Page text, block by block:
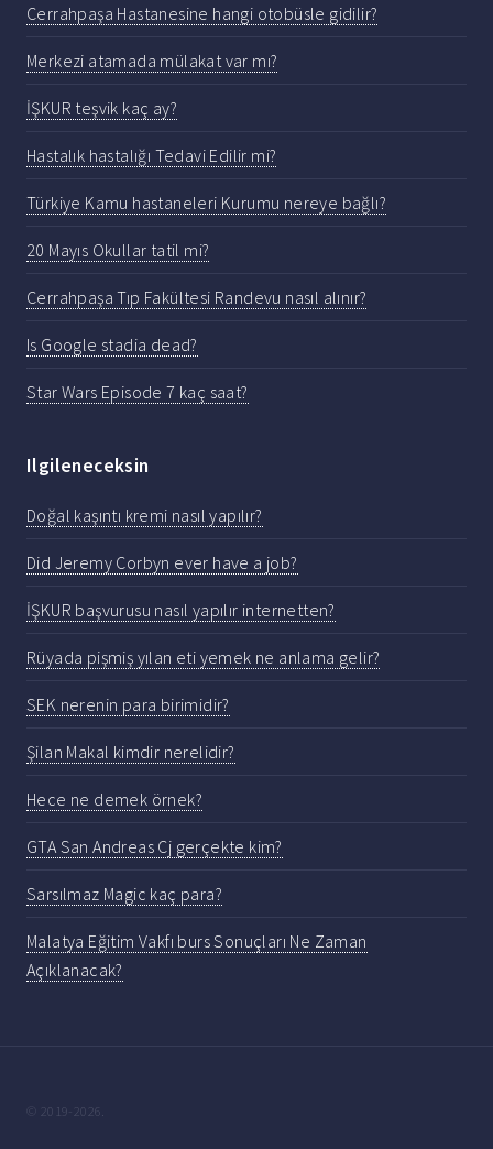
Cerrahpaşa Hastanesine hangi otobüsle gidilir?
Merkezi atamada mülakat var mı?
İŞKUR teşvik kaç ay?
Hastalık hastalığı Tedavi Edilir mi?
Türkiye Kamu hastaneleri Kurumu nereye bağlı?
20 Mayıs Okullar tatil mi?
Cerrahpaşa Tıp Fakültesi Randevu nasıl alınır?
Is Google stadia dead?
Star Wars Episode 7 kaç saat?
Ilgileneceksin
Doğal kaşıntı kremi nasıl yapılır?
Did Jeremy Corbyn ever have a job?
İŞKUR başvurusu nasıl yapılır internetten?
Rüyada pişmiş yılan eti yemek ne anlama gelir?
SEK nerenin para birimidir?
Şilan Makal kimdir nerelidir?
Hece ne demek örnek?
GTA San Andreas Cj gerçekte kim?
Sarsılmaz Magic kaç para?
Malatya Eğitim Vakfı burs Sonuçları Ne Zaman
Açıklanacak?
© 2019-2026.